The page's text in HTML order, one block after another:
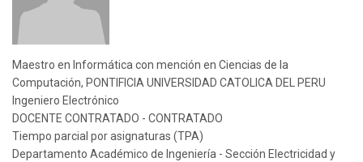
Maestro en Informática con mención en Ciencias de la
Computación, PONTIFICIA UNIVERSIDAD CATOLICA DEL PERU
Ingeniero Electrónico
DOCENTE CONTRATADO - CONTRATADO
Tiempo parcial por asignaturas (TPA)
Departamento Académico de Ingeniería - Sección Electricidad y